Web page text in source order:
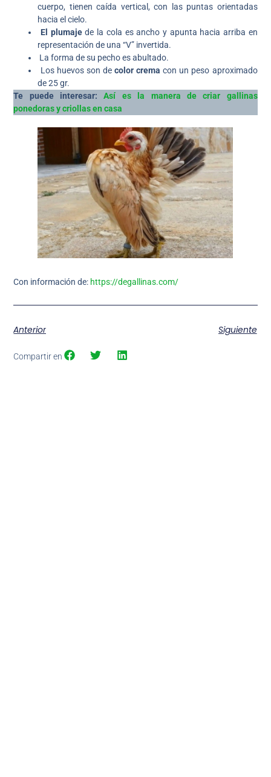
cuerpo, tienen caída vertical, con las puntas orientadas
hacia el cielo.
El plumajede la cola es ancho y apunta hacia arriba en
representación de una “V” invertida.
La forma de su pecho es abultado.
Los huevos son de color crema con un peso aproximado
de 25 gr.
Te puede interesar:Así es la manera de criar gallinas
ponedoras y criollas en casa
Con información de: https://degallinas.com/
Anterior Siguiente
Compartir en